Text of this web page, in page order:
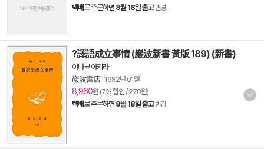
택배로 주문하면 8월 18일 출고 변경
?譯語成立事情 (巖波新書 黃版 189) (新書)
야나부 아키라
巖波書店| 1982년 01월
8,960원 (7% 할인 / 270원)
택배로 주문하면 8월 18일 출고 변경